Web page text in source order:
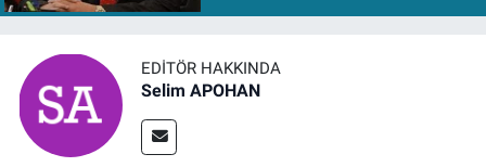
EDITÖR HAKKINDA
Selim APOHAN